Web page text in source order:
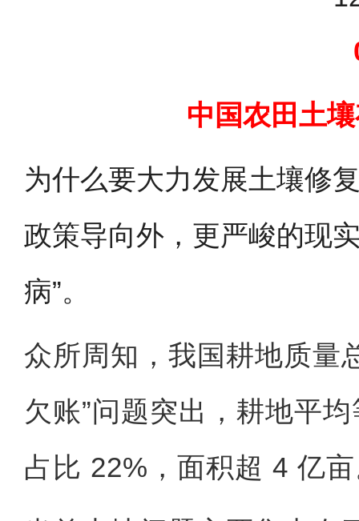
中国农田土
为什么要大力发展土壤修
政策导向外，更严峻的现
病”。
众所周知，我国耕地质量
欠账”问题突出，耕地平
占比 22%，面积超 4 亿